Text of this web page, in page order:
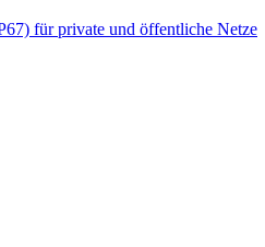
für private und öffentliche Netze